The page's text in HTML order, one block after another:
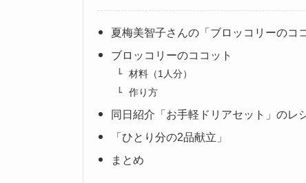
夏梅美智子さんの「ブロッコリーのコ
ブロッコリーのココット
材料（1人分）
作り方
同日紹介「お手軽ドリアセット」のレ
「ひとり分の2品献立」
まとめ